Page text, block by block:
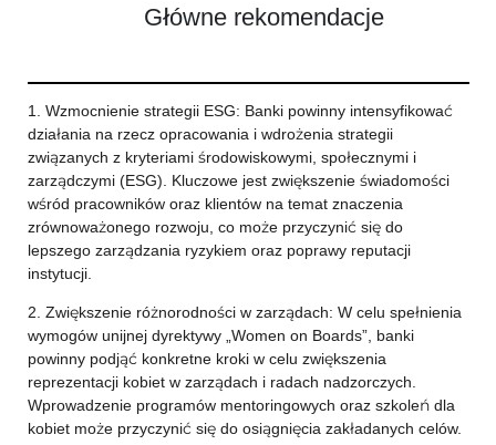
Główne rekomendacje
1. Wzmocnienie strategii ESG: Banki powinny intensyfikować
działania na rzecz opracowania i wdrożenia strategii
związanych z kryteriami środowiskowymi, społecznymi i
zarządczymi (ESG). Kluczowe jest zwiększenie świadomości
wśród pracowników oraz klientów na temat znaczenia
zrównoważonego rozwoju, co może przyczynić się do
lepszego zarządzania ryzykiem oraz poprawy reputacji
instytucji.
2. Zwiększenie różnorodności w zarządach: W celu spełnienia
wymogów unijnej dyrektywy „Women on Boards”, banki
powinny podjąć konkretne kroki w celu zwiększenia
reprezentacji kobiet w zarządach i radach nadzorczych.
Wprowadzenie programów mentoringowych oraz szkoleń dla
kobiet może przyczynić się do osiągnięcia zakładanych celów.